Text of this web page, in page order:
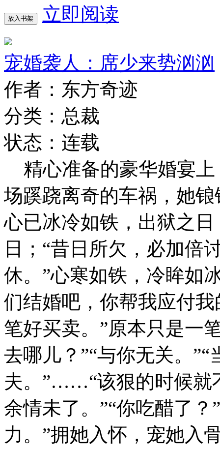
放入书架 立即阅读
宠婚袭人：席少来势汹汹
作者：东方奇迹
分类：总裁
状态：连载
精心准备的豪华婚宴上
场蹊跷离奇的车祸，她
心已冰冷如铁，出狱之
日；“昔日所欠，必加倍
休。”心寒如铁，冷眸如
们结婚吧，你帮我应付
笔好买卖。”原本只是
去哪儿？”“与你无关。
夫。”……“该狠的时候就
余情未了。”“你吃醋了
力。”拥她入怀，宠她入